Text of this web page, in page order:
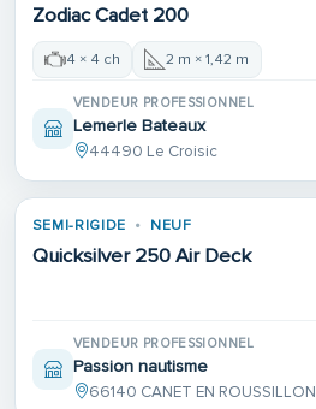
Zodiac Cadet 200
4 × 4 ch 2 m × 1,42 m
VENDEUR PROFESSIONNEL
Lemerle Bateaux
44490 Le Croisic
SEMI-RIGIDE NEUF
Quicksilver 250 Air Deck
VENDEUR PROFESSIONNEL
Passion nautisme
66140 CANET EN ROUSSILLON